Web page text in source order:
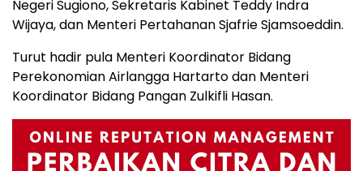
Negeri Sugiono, Sekretaris Kabinet Teddy Indra
Wijaya, dan Menteri Pertahanan Sjafrie Sjamsoeddin.
Turut hadir pula Menteri Koordinator Bidang
Perekonomian Airlangga Hartarto dan Menteri
Koordinator Bidang Pangan Zulkifli Hasan.